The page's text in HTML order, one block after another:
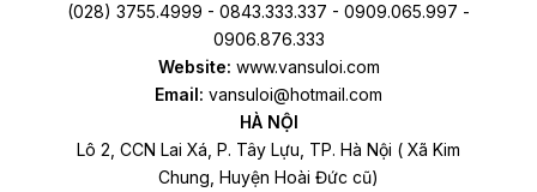
(028) 3755.4999 - 0843.333.337 - 0909.065.997 -
0906.876.333
Website: www.vansuloi.com
Email: vansuloi@hotmail.com
HÀ NỘI
Lô 2, CCN Lai Xá, P. Tây Lựu, TP. Hà Nội ( Xã Kim
Chung, Huyện Hoài Đức cũ)